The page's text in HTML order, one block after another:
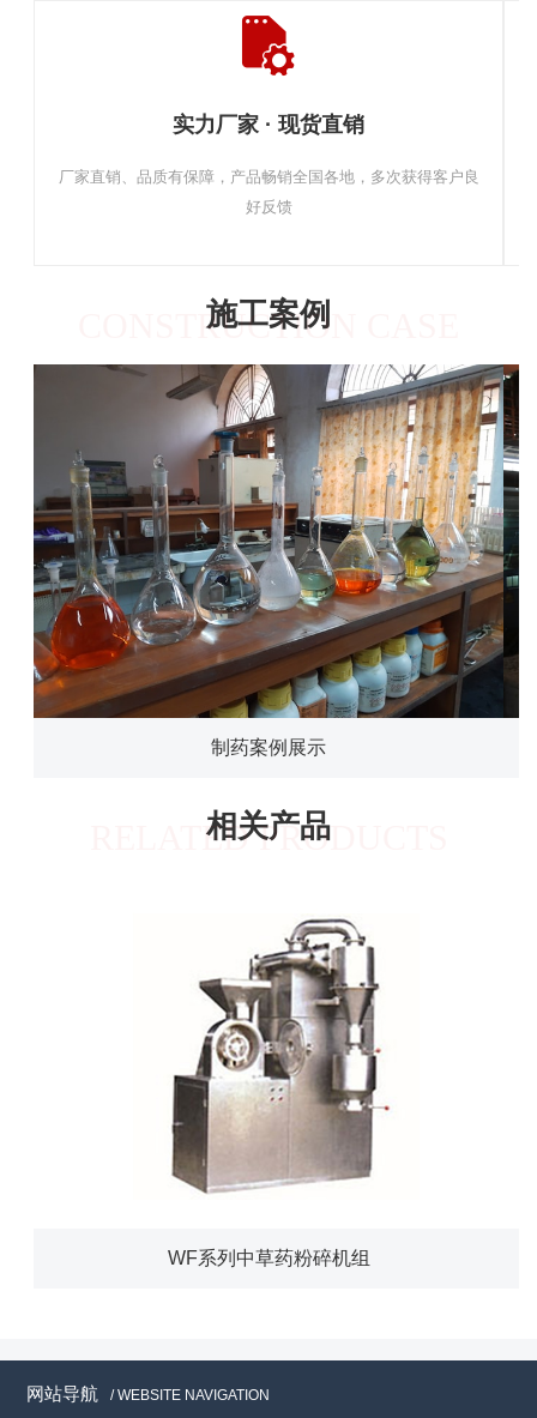
实力厂家 · 现货直销
厂家直销、品质有保障，产品畅销全国各地，多次获得客户良
好反馈
施工案例
CONSTRUCTION CASE
制药案例展示
相关产品
RELATED PRODUCTS
WF系列中草药粉碎机组
网站导航 / WEBSITE NAVIGATION